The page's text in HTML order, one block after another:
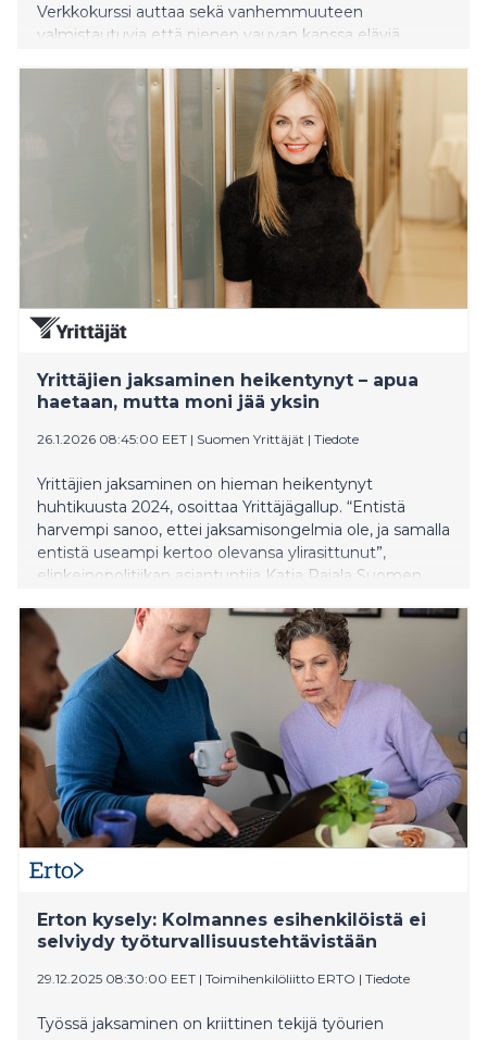
Verkkokurssi auttaa sekä vanhemmuuteen
valmistautuvia että pienen vauvan kanssa eläviä
ja oman jaksamisen vahvistamiseen. Kurssi sopii myös
Yrittäjien jaksaminen heikentynyt – apua
haetaan, mutta moni jää yksin
26.1.2026 08:45:00 EET | Suomen Yrittäjät | Tiedote
Yrittäjien jaksaminen on hieman heikentynyt
huhtikuusta 2024, osoittaa Yrittäjägallup. “Entistä
harvempi sanoo, ettei jaksamisongelmia ole, ja samalla
entistä useampi kertoo olevansa ylirasittunut”,
elinkeinopolitiikan asiantuntija Katja Rajala Suomen
Erton kysely: Kolmannes esihenkilöistä ei
selviydy työturvallisuustehtävistään
29.12.2025 08:30:00 EET | Toimihenkilöliitto ERTO | Tiedote
Työssä jaksaminen on kriittinen tekijä työurien